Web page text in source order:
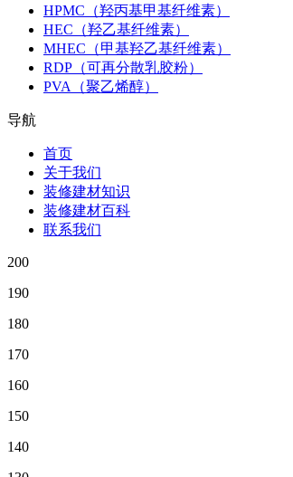
HPMC（羟丙基甲基纤维素）
HEC（羟乙基纤维素）
MHEC（甲基羟乙基纤维素）
RDP（可再分散乳胶粉）
PVA（聚乙烯醇）
导航
首页
关于我们
装修建材知识
装修建材百科
联系我们
200
190
180
170
160
150
140